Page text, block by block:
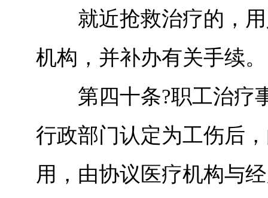
就近抢救治疗的，用
机构，并补办有关手续。
第四十条?职工治疗事
行政部门认定为工伤后
用，由协议医疗机构与